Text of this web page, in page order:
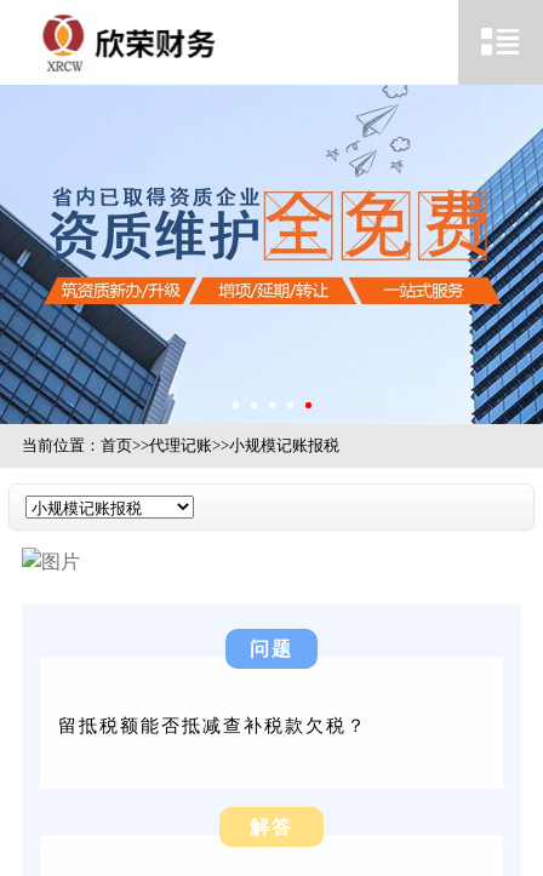
当前位置： 首页>>代理记账>>小规模记账报税
问题
留抵税额能否抵减查补税款欠税？
解答